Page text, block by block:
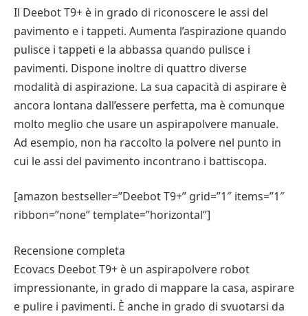
Il Deebot T9+ è in grado di riconoscere le assi del
pavimento e i tappeti. Aumenta l’aspirazione quando
pulisce i tappeti e la abbassa quando pulisce i
pavimenti. Dispone inoltre di quattro diverse
modalità di aspirazione. La sua capacità di aspirare è
ancora lontana dall’essere perfetta, ma è comunque
molto meglio che usare un aspirapolvere manuale.
Ad esempio, non ha raccolto la polvere nel punto in
cui le assi del pavimento incontrano i battiscopa.
[amazon bestseller=”Deebot T9+” grid=”1″ items=”1″
ribbon=”none” template=”horizontal”]
Recensione completa
Ecovacs Deebot T9+ è un aspirapolvere robot
impressionante, in grado di mappare la casa, aspirare
e pulire i pavimenti. È anche in grado di svuotarsi da